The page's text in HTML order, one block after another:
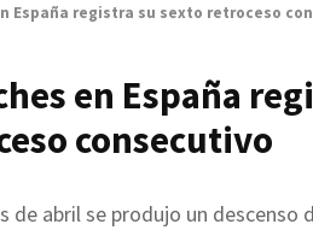
España registra su sexto retroceso
en España
consecutivo
de abril se produjo un descenso